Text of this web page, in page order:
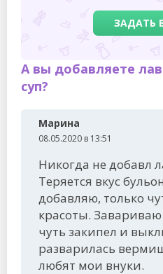
ЗАДАТЬ
А вы добавляете
суп?
Марина
08.05.2020 в 13:51
Никогда не добавл
Теряется вкус
добавляю, только
красоты.
чуть закипел и
разварилась
любят мои внуки.